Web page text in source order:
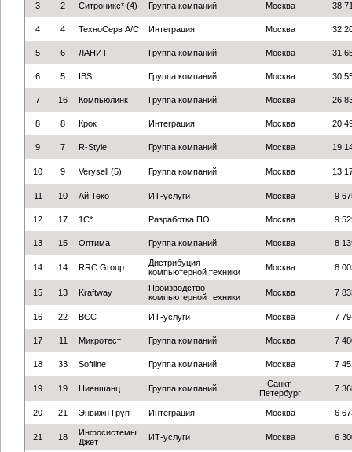
3 2 Ситроникс* (4) Группа компаний Москва 38
4 4 ТехноСерв А/С Интеграция Москва 32
5 6 ЛАНИТ Группа компаний Москва 31
6 5 IBS Группа компаний Москва 30
7 16 Компьюлинк Группа компаний Москва 26
8 8 Крок Интеграция Москва 20
9 7 R-Style Группа компаний Москва 19
10 9 Verysell (5) Группа компаний Москва 13
11 10 Ай Теко ИТ-услуги Москва 9
12 17 1С* Разработка ПО Москва 9
13 15 Оптима Группа компаний Москва 8
14 14 RRC Group
Дистрибуция
компьютерной техники
Москва 8
15 13 Kraftway
Производство
компьютерной техники
Москва 7
16 22 BCC ИТ-услуги Москва 7
17 11 Микротест Группа компаний Москва 7
18 33 Softline Группа компаний Москва 7
19 19 Ниеншанц Группа компаний
Санкт-
Петербург
7
20 21 Энвижн Груп Интеграция Москва 6
21 18
Инфосистемы
Джет
ИТ-услуги Москва 6